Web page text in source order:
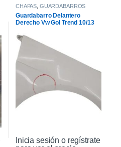
CHAPAS GUARDABARROS
Guardabarro Delantero
Derecho Vw Gol Trend 10/13
Inicia sesión o regístrate